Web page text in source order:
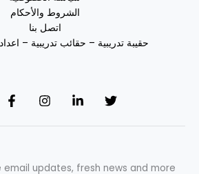
الشروط والأحكام
اتصل بنا
حقيبة تدريبية – حقائب تدريبية –
updates, fresh news and more!